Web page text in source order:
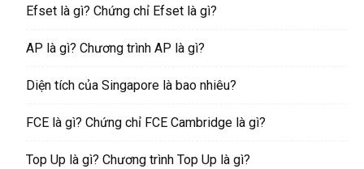
Efset là gì? Chứng chỉ Efset là gì?
AP là gì? Chương trình AP là gì?
Diện tích của Singapore là bao nhiêu?
FCE là gì? Chứng chỉ FCE Cambridge là gì?
Top Up là gì? Chương trình Top Up là gì?